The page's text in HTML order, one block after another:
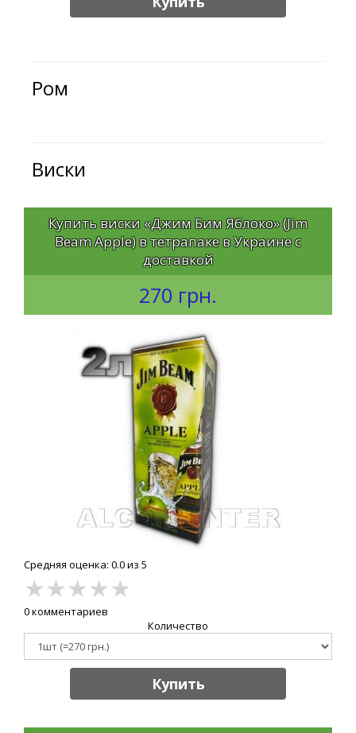
Ром
Виски
Купить виски «Джим Бим Яблоко» (Jim
Beam Apple) в тетрапаке в Украине с
доставкой
270 грн.
Средняя оценка: 0.0 из 5
★★★★★
0 комментариев
Количество
Купить